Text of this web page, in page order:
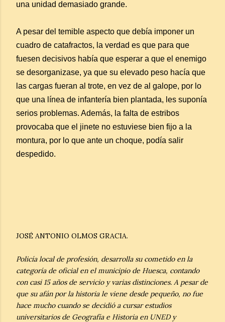
una unidad demasiado grande.
A pesar del temible aspecto que debía imponer un
cuadro de catafractos, la verdad es que para que
fuesen decisivos había que esperar a que el enemigo
se desorganizase, ya que su elevado peso hacía que
las cargas fueran al trote, en vez de al galope, por lo
que una línea de infantería bien plantada, les suponía
serios problemas. Además, la falta de estribos
provocaba que el jinete no estuviese bien fijo a la
montura, por lo que ante un choque, podía salir
despedido.
JOSÉ ANTONIO OLMOS GRACIA.
Policía local de profesión, desarrolla su cometido en la
categoría de oficial en el municipio de Huesca, contando
con casi 15 años de servicio y varias distinciones. A pesar de
que su afán por la historia le viene desde pequeño, no fue
hace mucho cuando se decidió a cursar estudios
universitarios de Geografía e Historia en UNED y